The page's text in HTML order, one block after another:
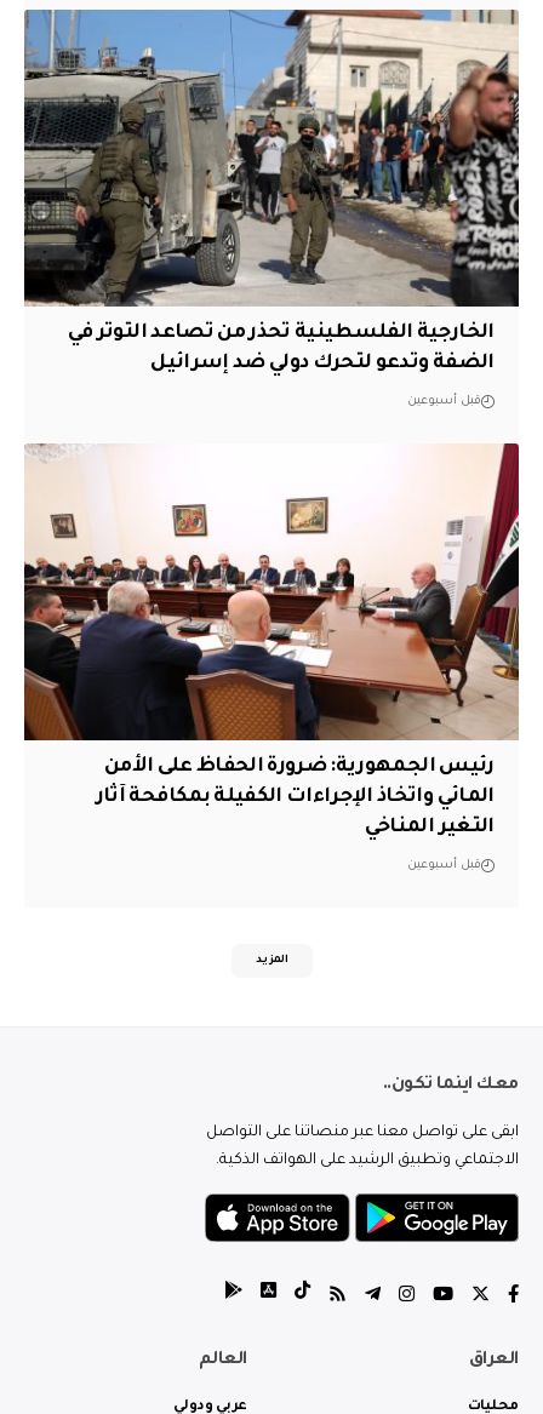
الخارجية الفلسطينية تحذر من تصاعد التوتر في
الضفة وتدعو لتحرك دولي ضد إسرائيل
قبل أسبوعين
رئيس الجمهورية: ضرورة الحفاظ على الأمن
المائي واتخاذ الإجراءات الكفيلة بمكافحة آثار
التغير المناخي
قبل أسبوعين
المزيد
معك اينما تكون..
ابقى على تواصل معنا عبر منصاتنا على التواصل
الاجتماعي وتطبيق الرشيد على الهواتف الذكية.
العراق
محليات
العالم
عربي ودولي